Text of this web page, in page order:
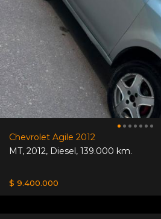
Chevrolet Agile 2012
MT, 2012, Diesel, 139.000 km.
$ 9.400.000